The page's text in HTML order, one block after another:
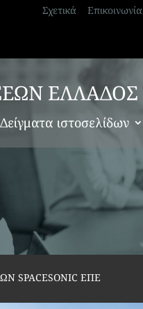
Σχετικά Επικοινωνία
ΕΛΛΑΔΟΣ
Δείγματα ιστοσελίδων
SPACESONIC ΕΠΕ